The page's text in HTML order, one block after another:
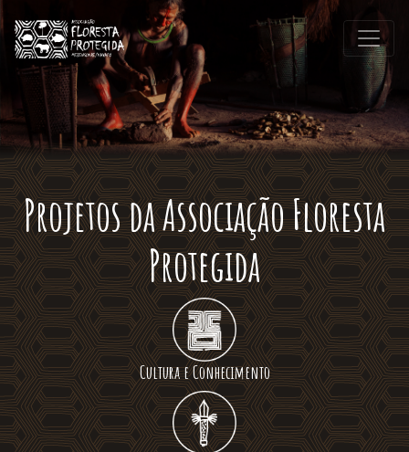
Projetos da Associação Floresta
Protegida
Cultura e Conhecimento